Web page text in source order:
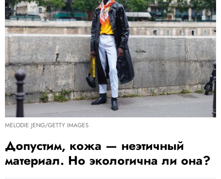
MELODIE JENG/GETTY IMAGES
Допустим, кожа — неэтичный
материал. Но экологична ли она?